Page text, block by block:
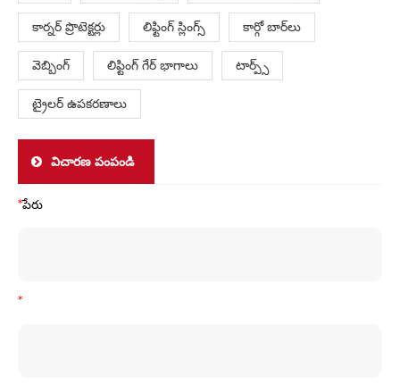
కార్నర్ ప్రొటెక్టర్లు లిఫ్టింగ్ స్లింగ్స్ కార్గో బార్‌లు
వెబ్బింగ్ లిఫ్టింగ్ గేర్ భాగాలు టార్ప్స్
ట్రైలర్ ఉపకరణాలు
విచారణ పంపండి
*పేరు
*